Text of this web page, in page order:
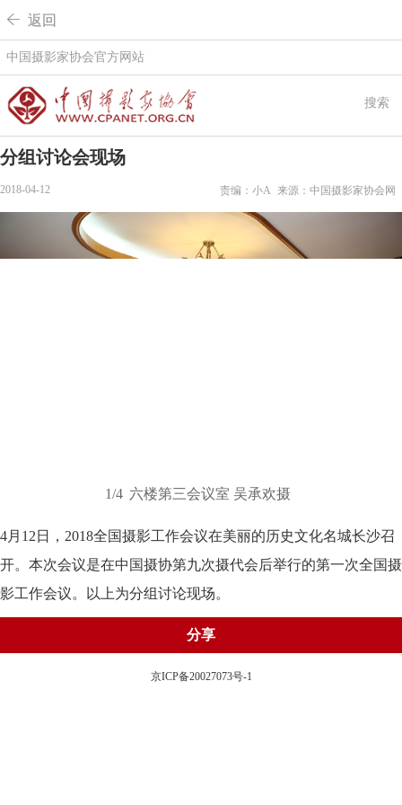
 返回
中国摄影家协会官方网站
搜索
分组讨论会现场
2018-04-12 来源：中国摄影家协会网
责编：小A
1/4 六楼第三会议室 吴承欢摄
4月12日，2018全国摄影工作会议在美丽的历史文化名城长沙召
开。本次会议是在中国摄协第九次摄代会后举行的第一次全国摄
影工作会议。以上为分组讨论现场。
分享
京ICP备20027073号-1